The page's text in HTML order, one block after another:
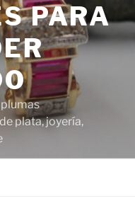
PARA
plata, joyería,